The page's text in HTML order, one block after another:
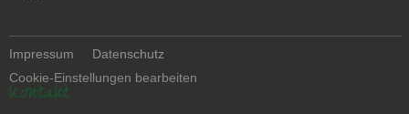
Navigation
überspringen
Impressum
Datenschutz
Cookie-Einstellungen bearbeiten
Kontakt